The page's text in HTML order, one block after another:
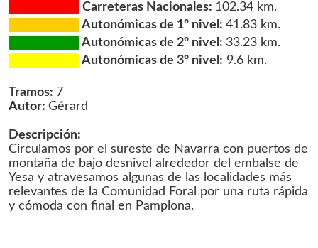
Carreteras Nacionales: 102.34 km.
Autonómicas de 1º nivel: 41.83 km.
Autonómicas de 2º nivel: 33.23 km.
Autonómicas de 3º nivel: 9.6 km.
Tramos: 7
Autor: Gérard
Descripción:
Circulamos por el sureste de Navarra con puertos de
montaña de bajo desnivel alrededor del embalse de
Yesa y atravesamos algunas de las localidades más
relevantes de la Comunidad Foral por una ruta rápida
y cómoda con final en Pamplona.